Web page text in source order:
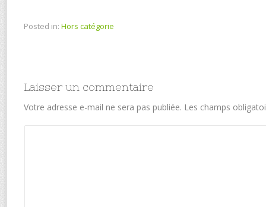
Posted in: Hors catégorie
Laisser un commentaire
Votre adresse e-mail ne sera pas publiée. Les champs